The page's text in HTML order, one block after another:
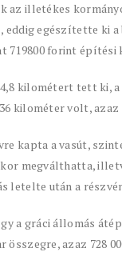
illetékes
egészítette ki
719800 forint
kilométert tett ki,
kilométer volt,
kapta a vasút,
megválthatta,
letelte után a
a gráci állomás
összegre, azaz